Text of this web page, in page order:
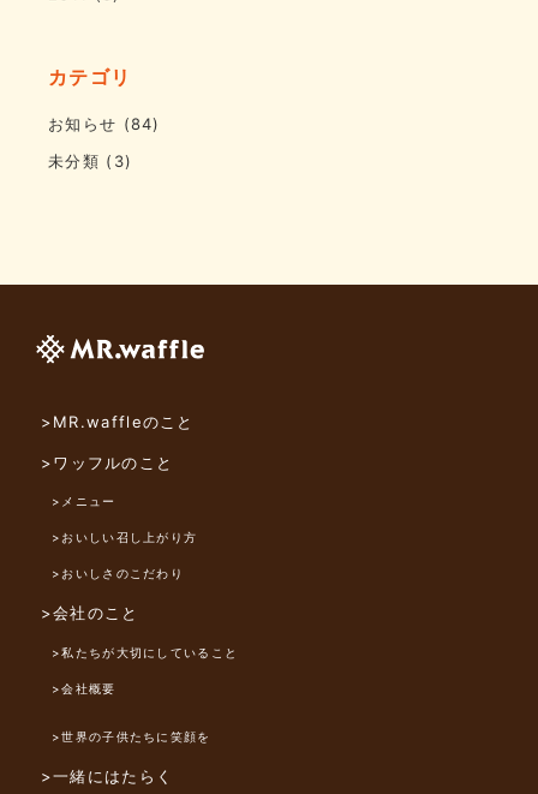
カテゴリ
お知らせ (84)
未分類 (3)
>MR.waffleのこと
>ワッフルのこと
>メニュー
>おいしい召し上がり方
>おいしさのこだわり
>会社のこと
>私たちが大切にしていること
>会社概要
>世界の子供たちに笑顔を
>一緒にはたらく